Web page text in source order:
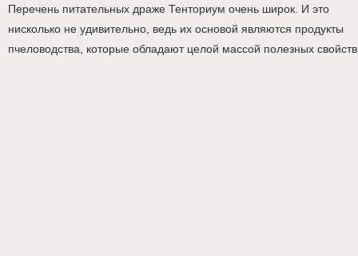
Перечень питательных драже Тенториум очень широк. И это
нисколько не удивительно, ведь их основой являются продукты
пчеловодства, которые обладают целой массой полезных